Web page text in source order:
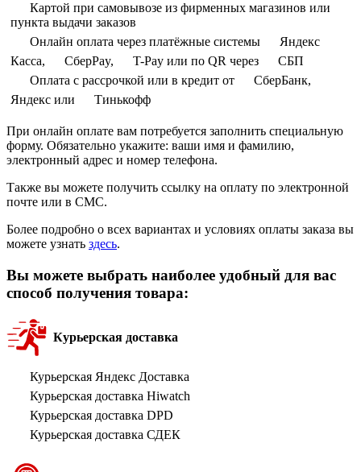
Картой при самовывозе из фирменных магазинов или
пункта выдачи заказов
Онлайн оплата через платёжные системы
Яндекс
Касса,
СберPay, T-Pay или по QR через
СБП
Оплата с рассрочкой или в кредит от
СберБанк,
Яндекс или
Тинькофф
При онлайн оплате вам потребуется заполнить специальную
форму. Обязательно укажите: ваши имя и фамилию,
электронный адрес и номер телефона.
Также вы можете получить ссылку на оплату по электронной
почте или в СМС.
Более подробно о всех вариантах и условиях оплаты заказа вы
можете узнать здесь.
Вы можете выбрать наиболее удобный для вас
способ получения товара:
Курьерская доставка
Курьерская Яндекс Доставка
Курьерская доставка Hiwatch
Курьерская доставка DPD
Курьерская доставка СДЕК